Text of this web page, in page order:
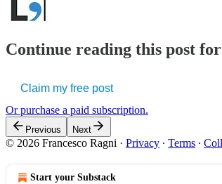
Continue reading this post
Claim my free post
Or purchase a paid subscription.
Previous Next
© 2026 Francesco Ragni · Privacy ∙ Terms ∙
Start your Substack